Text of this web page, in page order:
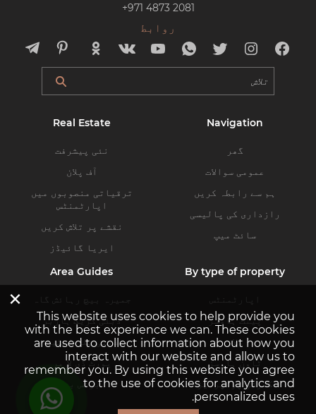
+971 4873 2081
روابط
Navigation
گھر
عمومی سوالات
ہم سے رابطہ کریں
رازداری کی پالیسی
سائٹ میپ
Real Estate
نئی پیشرفت
آف پلان
ترقیاتی منصوبوں میں
اپارٹمنٹس
نقشے پر تلاش کریں
ایریا گائیڈز
By type of property
اپارٹمنٹس
پینٹ ہاوسز
ولاز
ٹاون ہاوسز
کمرشل پراپرٹیز
Area Guides
جمیرہ بیچ رہائش گاہ
دبئی کریک ہاربر
دبئی ہلز اسٹیٹ
پورٹ ڈی لا مر
بزنس بے
×
This website uses cookies to help provide you
with the best experience we can. These cookies
are used to collect information about how you
interact with our website and allow us to
remember you. By using this website you agree
to the use of cookies for analytics and
personalized uses.